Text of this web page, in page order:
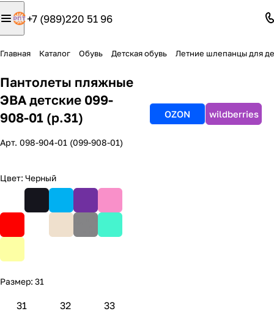
+7 (989)220 51 96
Главная Каталог Обувь Детская обувь Летние шлепанцы для
Пантолеты пляжные
ЭВА детские 099-
908-01 (р.31)
Арт. 098-904-01 (099-908-01)
Цвет: Черный
Размер: 31
31 32 33
OZON wildberries